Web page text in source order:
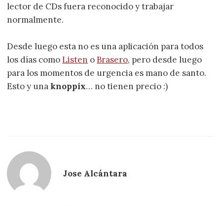
lector de CDs fuera reconocido y trabajar
normalmente.
Desde luego esta no es una aplicación para todos
los días comoListen oBrasero, pero desde luego
para los momentos de urgencia es mano de santo.
Esto y una knoppix… no tienen precio :)
Jose Alcántara